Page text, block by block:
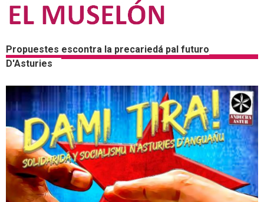
Propuestes escontra la precariedá pal futuro
D'Asturies